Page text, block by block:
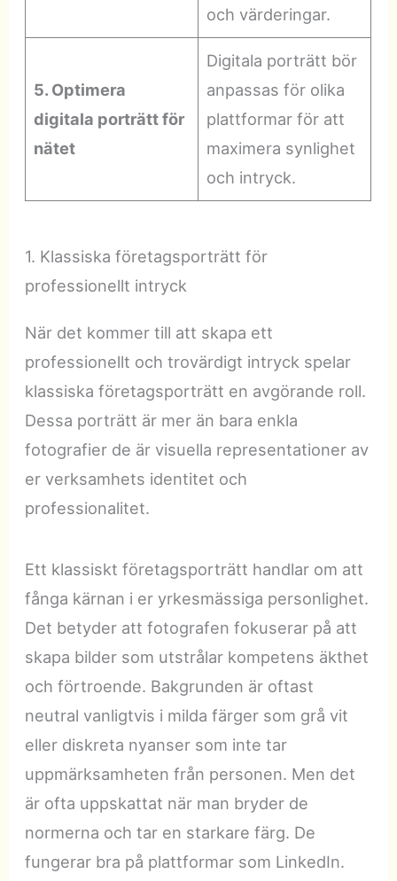
och värderingar.
5. Optimera
digitala porträtt för
nätet
Digitala porträtt bör
anpassas för olika
plattformar för att
maximera synlighet
och intryck.
1. Klassiska företagsporträtt för
professionellt intryck
När det kommer till att skapa ett
professionellt och trovärdigt intryck spelar
klassiska företagsporträtt en avgörande roll.
Dessa porträtt är mer än bara enkla
fotografier de är visuella representationer av
er verksamhets identitet och
professionalitet.
Ett klassiskt företagsporträtt handlar om att
fånga kärnan i er yrkesmässiga personlighet.
Det betyder att fotografen fokuserar på att
skapa bilder som utstrålar kompetens äkthet
och förtroende. Bakgrunden är oftast
neutral vanligtvis i milda färger som grå vit
eller diskreta nyanser som inte tar
uppmärksamheten från personen. Men det
är ofta uppskattat när man bryder de
normerna och tar en starkare färg. De
fungerar bra på plattformar som LinkedIn.